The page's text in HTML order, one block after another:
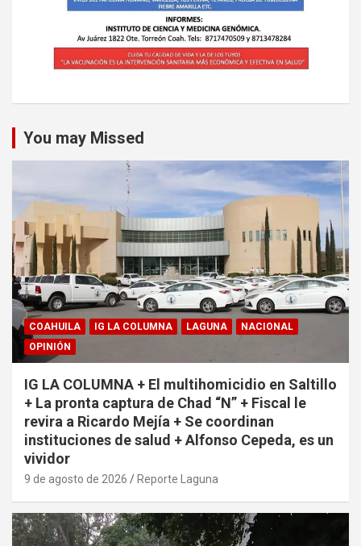
You may Missed
COAHUILA IG LA COLUMNA LAGUNA
NACIONAL
OPINIÓN
IG LA COLUMNA + El multihomicidio en Saltillo
+ La pronta captura de Chad “N” + Fiscal le
revira a Ricardo Mejía + Se coordinan
instituciones de salud + Alfonso Cepeda, es un
vividor
9 de agosto de 2026 Reporte Laguna